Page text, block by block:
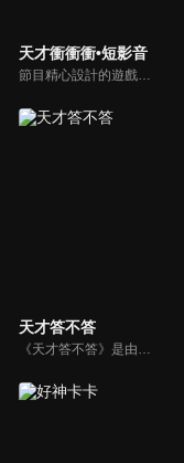
天才衝衝衝•短影音
節目精心設計的遊戲內容，包括深受觀眾喜愛並且火紅於各大專院校的【TEMPO系列】，考驗藝人用肢體表達能力以及聯想能力的【你是WORD演】、【會演是英雄】，考驗英文程度的【EAR傳耳ABC】，超簡單、超爆笑的【看你怎麼說】，以及考驗藝人反應、機智以及隊友默契的【不可能的默契】等單元，逗趣又爆笑！
天才答不答
《天才答不答》是由吳宗憲和吳怡霈共同主持的益智節目。節目設立高額的獎金來考驗藝人們真實的人性，同時將題目立體化，讓你身歷其境去冒險答題。更有哪些出乎意料的處罰，讓藝人羞愧的不想再答錯！一個最接近「人性」與「真實」的益智節目，現在就讓吳宗憲帶你輕鬆玩轉知識。